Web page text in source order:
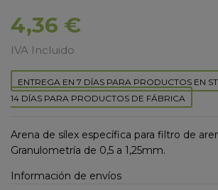
4,36 €
IVA Incluido
ENTREGA EN 7 DÍAS PARA PRODUCTOS EN
14 DÍAS PARA PRODUCTOS DE FÁBRICA
Arena de sílex específica para filtro de
Granulometría de 0,5 a 1,25mm.
Información de envíos